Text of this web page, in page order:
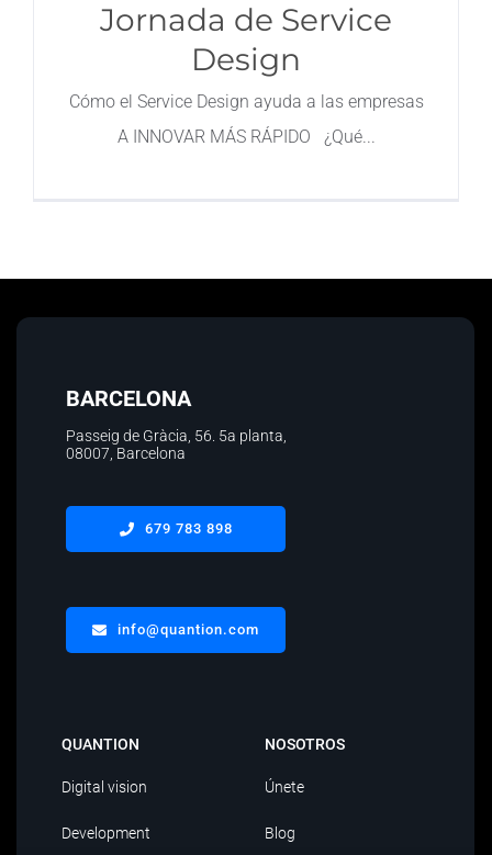
Jornada de Service
Design
Cómo el Service Design ayuda a las empresas
A INNOVAR MÁS RÁPIDO ¿Qué
BARCELONA
Passeig de Gràcia, 56. 5a planta
08007, Barcelona
679 783 898
info@quantion.com
QUANTION
Digital vision
Development
NOSOTROS
Únete
Blog